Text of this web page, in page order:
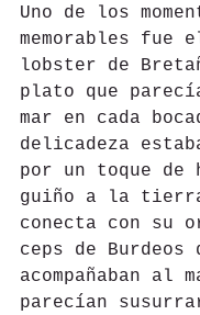
Uno de los
memorables fue
lobster de
plato que
mar en cada
delicadeza
por un toque de
guiño a la
conecta con su
ceps de Burdeos
acompañaban al
parecían